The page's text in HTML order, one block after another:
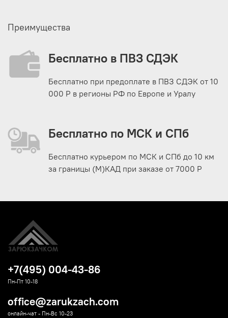
Преимущества
Бесплатно в ПВЗ СДЭК
Бесплатно при предоплате в ПВЗ СДЭК от 10
000 Р в регионы РФ по Европе и Уралу
Бесплатно по МСК и СПб
Бесплатно курьером по МСК и СПб до 10 км
за границы (М)КАД при заказе от 7000 Р
+7(495) 004-43-86
Пн-Пт 10-18
office@zarukzach.com
онлайн-чат - Пн-Вс 10-23